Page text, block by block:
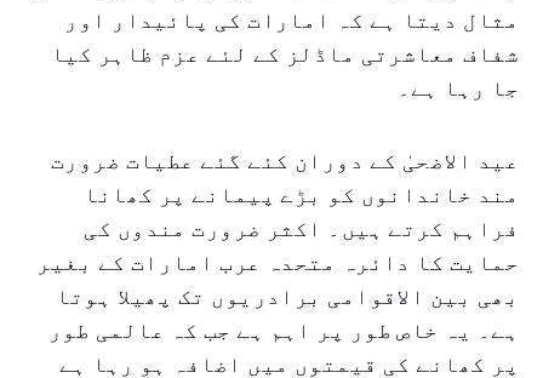
مثال دیتا ہے کہ امارات کی پائیدار اور
شفاف معاشرتی ماڈلز کے لئے عزم ظاہر کیا
جا رہا ہے۔
عید الاضحیٰ کے دوران کئے گئے عطیات ضرورت
مند خاندانوں کو بڑے پیمانے پر کھانا
فراہم کرتے ہیں۔ اکثر ضرورت مندوں کی
حمایت کا دائرہ متحدہ عرب امارات کے بغیر
بھی بین الاقوامی برادریوں تک پھیلا ہوتا
ہے۔ یہ خاص طور پر اہم ہے جب کہ عالمی طور
پر کھانے کی قیمتوں میں اضافہ ہو رہا ہے